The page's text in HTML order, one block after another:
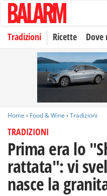
Tradizioni Ricette Dove
Home › Food & Wine › Tradizioni
TRADIZIONI
Prima era lo
rattata": vi
nasce la